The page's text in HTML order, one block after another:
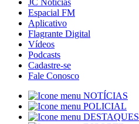
JC Notícias
Espacial FM
Aplicativo
Flagrante Digital
Vídeos
Podcasts
Cadastre-se
Fale Conosco
NOTÍCIAS
POLICIAL
DESTAQUES